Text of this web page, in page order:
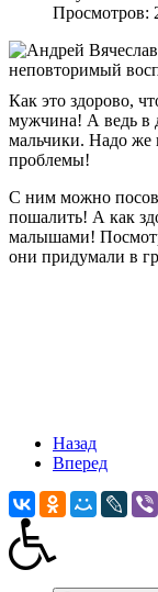
Просмотров:
Как это здорово,
мужчина! А ведь в
мальчики. Надо же
проблемы!
С ним можно
пошалить! А как
малышами!
они придумали в
Назад
Вперед